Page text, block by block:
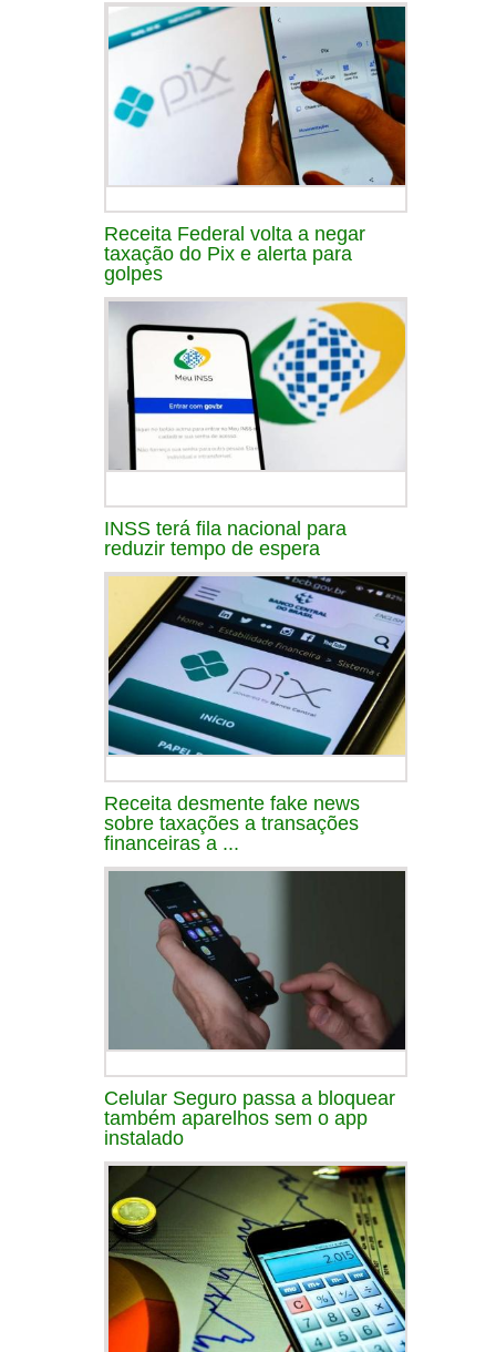
Receita Federal volta a negar
taxação do Pix e alerta para
golpes
INSS terá fila nacional para
reduzir tempo de espera
Receita desmente fake news
sobre taxações a transações
financeiras a ...
Celular Seguro passa a bloquear
também aparelhos sem o app
instalado